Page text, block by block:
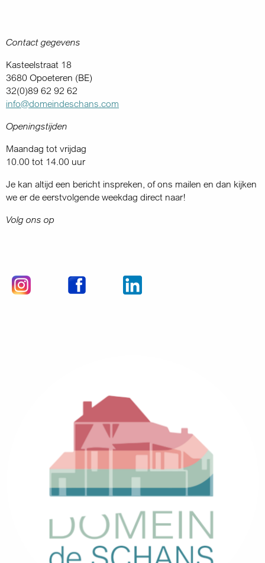
Contact gegevens
Kasteelstraat 18
3680 Opoeteren (BE)
32(0)89 62 92 62
info@domeindeschans.com
Openingstijden
Maandag tot vrijdag
10.00 tot 14.00 uur
Je kan altijd een bericht inspreken, of ons mailen en dan kijken
we er de eerstvolgende weekdag direct naar!
Volg ons op